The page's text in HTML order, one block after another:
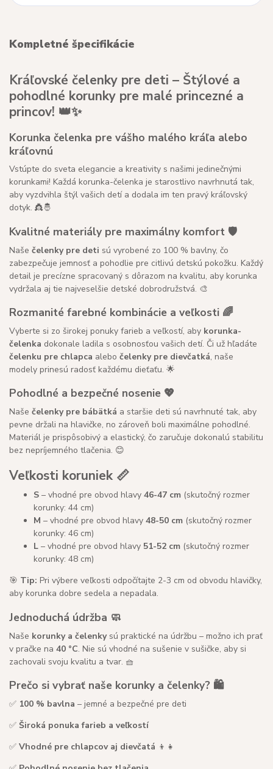
Kompletné špecifikácie
Kráľovské čelenky pre deti – Štýlové a
pohodlné korunky pre malé princezné a
princov! 👑✨
Korunka čelenka pre vášho malého kráľa alebo
kráľovnú
Vstúpte do sveta elegancie a kreativity s našimi jedinečnými
korunkami! Každá korunka-čelenka je starostlivo navrhnutá tak,
aby vyzdvihla štýl vašich detí a dodala im ten pravý kráľovský
dotyk. 👸🤴
Kvalitné materiály pre maximálny komfort 🛡️
Naše čelenky pre deti sú vyrobené zo 100 % bavlny, čo
zabezpečuje jemnosť a pohodlie pre citlivú detskú pokožku. Každý
detail je precízne spracovaný s dôrazom na kvalitu, aby korunka
vydržala aj tie najveselšie detské dobrodružstvá. 🎨
Rozmanité farebné kombinácie a veľkosti 🌈
Vyberte si zo širokej ponuky farieb a veľkostí, aby korunka-
čelenka dokonale ladila s osobnosťou vašich detí. Či už hľadáte
čelenku pre chlapca alebo čelenky pre dievčatká, naše
modely prinesú radosť každému dieťaťu. 🌟
Pohodlné a bezpečné nosenie 💖
Naše čelenky pre bábätká a staršie deti sú navrhnuté tak, aby
pevne držali na hlavičke, no zároveň boli maximálne pohodlné.
Materiál je prispôsobivý a elastický, čo zaručuje dokonalú stabilitu
bez nepríjemného tlačenia. 😊
Veľkosti koruniek 📏
S – vhodné pre obvod hlavy 46-47 cm (skutočný rozmer
korunky: 44 cm)
M – vhodné pre obvod hlavy 48-50 cm (skutočný rozmer
korunky: 46 cm)
L – vhodné pre obvod hlavy 51-52 cm (skutočný rozmer
korunky: 48 cm)
🎯 Tip: Pri výbere veľkosti odpočítajte 2-3 cm od obvodu hlavičky,
aby korunka dobre sedela a nepadala.
Jednoduchá údržba 🧼
Naše korunky a čelenkysú praktické na údržbu – možno ich prať
v pračke na 40 °C. Nie sú vhodné na sušenie v sušičke, aby si
zachovali svoju kvalitu a tvar. 🧺
Prečo si vybrať naše korunky a čelenky? 🛍️
✅ 100 % bavlna – jemné a bezpečné pre deti
✅ Široká ponuka farieb a veľkostí
✅ Vhodné pre chlapcov aj dievčatá 👦👧